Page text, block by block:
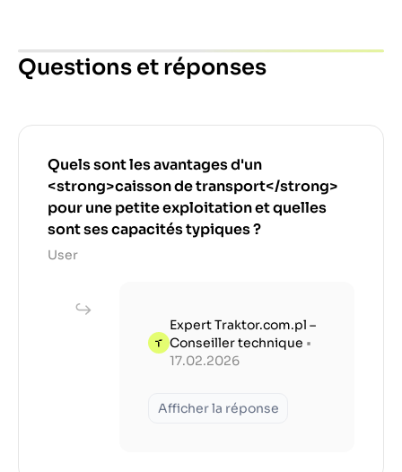
Questions et réponses
Quels sont les avantages d'un
<strong>caisson de transport</strong>
pour une petite exploitation et quelles
sont ses capacités typiques ?
User
Expert Traktor.com.pl –
Conseiller technique •
17.02.2026
Afficher la réponse